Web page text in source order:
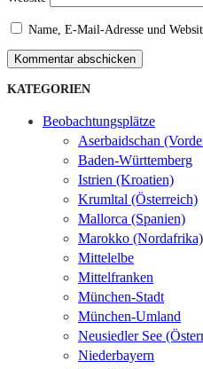
Name, E-Mail-Adresse und
Kommentar abschicken
KATEGORIEN
Beobachtungsplätze
Aserbaidschan
Baden-Württemberg
Istrien (Kroatien)
Krumltal (Österreich)
Mallorca (Spanien)
Marokko (Nordafrika)
Mittelelbe
Mittelfranken
München-Stadt
München-Umland
Neusiedler See
Niederbayern